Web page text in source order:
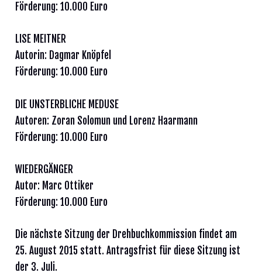
Förderung: 10.000 Euro
LISE MEITNER
Autorin: Dagmar Knöpfel
Förderung: 10.000 Euro
DIE UNSTERBLICHE MEDUSE
Autoren: Zoran Solomun und Lorenz Haarmann
Förderung: 10.000 Euro
WIEDERGÄNGER
Autor: Marc Ottiker
Förderung: 10.000 Euro
Die nächste Sitzung der Drehbuchkommission findet am
25. August 2015 statt. Antragsfrist für diese Sitzung ist
der 3. Juli.